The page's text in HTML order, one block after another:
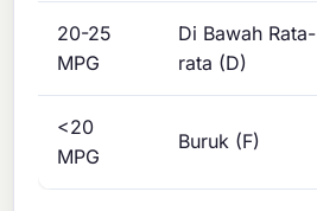
20-25
MPG
Di Bawah Rata-
rata (D)
<20
MPG
Buruk (F)